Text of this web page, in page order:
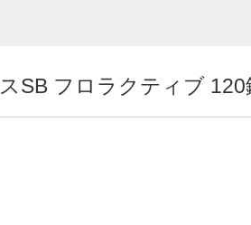
SB フロラクティブ 120